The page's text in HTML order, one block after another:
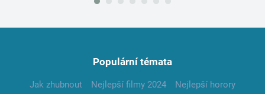
Populární témata
Jak zhubnout Nejlepší filmy 2024
Nejlepší horory